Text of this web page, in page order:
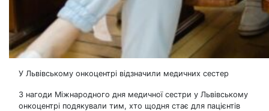
У Львівському онкоцентрі відзначили медичних сестер
З нагоди Міжнародного дня медичної сестри у Львівському
онкоцентрі подякували тим, хто щодня стає для пацієнтів